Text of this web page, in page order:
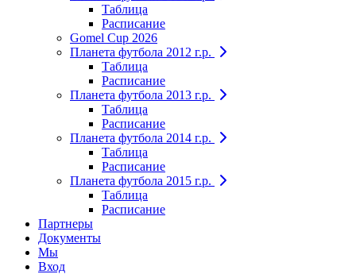
Таблица
Расписание
Gomel Cup 2026
Планета футбола 2012 г.р.
Таблица
Расписание
Планета футбола 2013 г.р.
Таблица
Расписание
Планета футбола 2014 г.р.
Таблица
Расписание
Планета футбола 2015 г.р.
Таблица
Расписание
Партнеры
Документы
Мы
Вход